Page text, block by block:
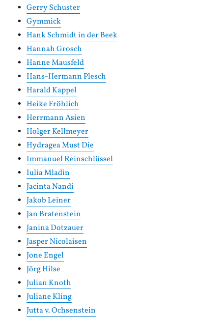
Gerry Schuster
Gymmick
Hank Schmidt in der Beek
Hannah Grosch
Hanne Mausfeld
Hans-Hermann Plesch
Harald Kappel
Heike Fröhlich
Herrmann Asien
Holger Kellmeyer
Hydragea Must Die
Immanuel Reinschlüssel
Iulia Mladin
Jacinta Nandi
Jakob Leiner
Jan Bratenstein
Janina Dotzauer
Jasper Nicolaisen
Jone Engel
Jörg Hilse
Julian Knoth
Juliane Kling
Jutta v. Ochsenstein